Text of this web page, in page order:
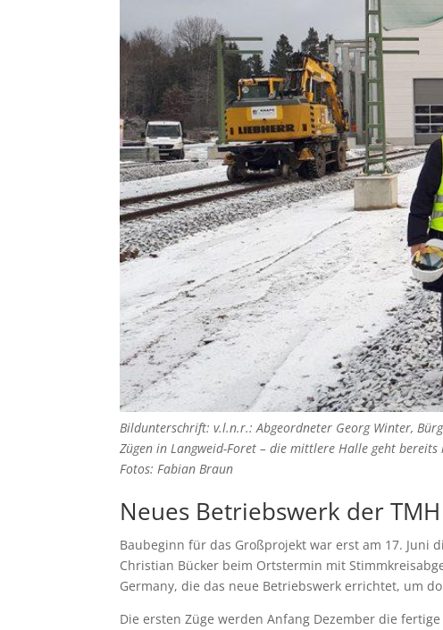
Bildunterschrift: v.l.n.r.: Abgeordneter Georg Winter,
Zügen in Langweid-Foret – die mittlere Halle geht
Fotos: Fabian Braun
Neues Betriebswerk der
Baubeginn für das Großprojekt war erst am 17. Juni
Christian Bücker beim Ortstermin mit
Germany, die das neue Betriebswerk errichtet, um
Die ersten Züge werden Anfang Dezember die